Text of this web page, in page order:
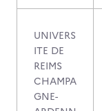
UNIVERS
ITE DE
REIMS
CHAMPA
GNE-